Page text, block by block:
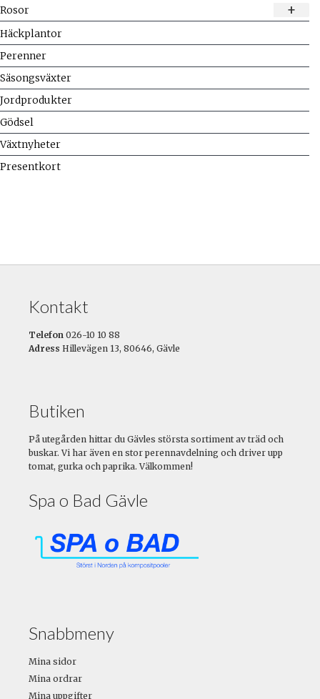
+
Rosor
Häckplantor
Perenner
Säsongsväxter
Jordprodukter
Gödsel
Växtnyheter
Presentkort
Kontakt
Telefon 026-10 10 88
Adress Hillevägen 13, 80646, Gävle
Butiken
På utegården hittar du Gävles största sortiment av träd och
buskar. Vi har även en stor perennavdelning och driver upp
tomat, gurka och paprika. Välkommen!
Spa o Bad Gävle
Snabbmeny
Mina sidor
Mina ordrar
Mina uppgifter